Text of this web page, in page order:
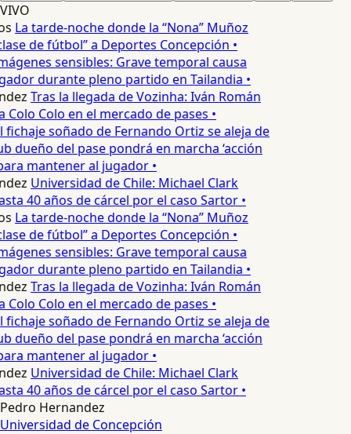
VIVO
La tarde-noche donde la “Nona” Muñoz
de fútbol” a Deportes Concepción •
sensibles: Grave temporal causa
durante pleno partido en Tailandia •
Tras la llegada de Vozinha: Iván Román
Colo en el mercado de pases •
fichaje soñado de Fernando Ortiz se aleja de
dueño del pase pondrá en marcha ‘acción
mantener al jugador •
Universidad de Chile: Michael Clark
40 años de cárcel por el caso Sartor •
La tarde-noche donde la “Nona” Muñoz
de fútbol” a Deportes Concepción •
sensibles: Grave temporal causa
durante pleno partido en Tailandia •
Tras la llegada de Vozinha: Iván Román
Colo en el mercado de pases •
fichaje soñado de Fernando Ortiz se aleja de
dueño del pase pondrá en marcha ‘acción
mantener al jugador •
Universidad de Chile: Michael Clark
40 años de cárcel por el caso Sartor •
Pedro Hernandez
Universidad de Concepción